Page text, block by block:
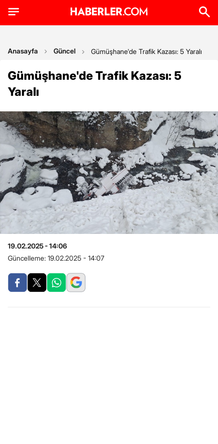
Anasayfa Güncel Gümüşhane'de Trafik Kazası: 5 Yaralı
Gümüşhane'de Trafik Kazası: 5
Yaralı
19.02.2025 - 14:06
Güncelleme: 19.02.2025 - 14:07